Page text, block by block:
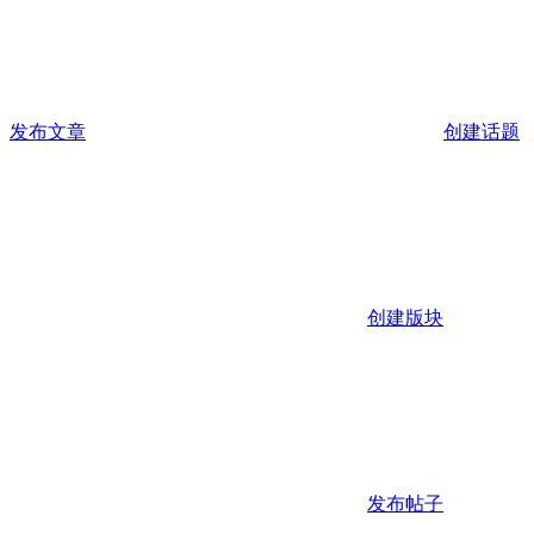
发布文章 创建话题
创建版块
发布帖子